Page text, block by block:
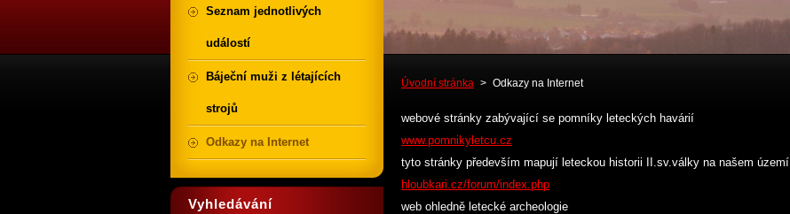
Úvodní stránka > Odkazy na Internet
webové stránky zabývající se pomníky leteckých havárií
www.pomnikyletcu.cz
tyto stránky především mapují leteckou historii II.sv.války na našem území
hloubkari.cz/forum/index.php
web ohledně letecké archeologie
Seznam jednotlivých
událostí
Báječní muži z létajících
strojů
Odkazy na Internet
Vyhledávání